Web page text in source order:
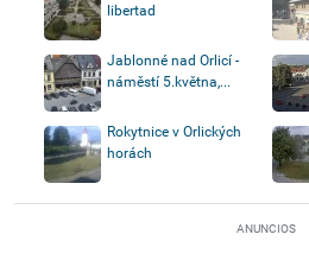
libertad
Jablonné nad Orlicí -
náměstí 5.května,...
Rokytnice v Orlických
horách
ANUNCIOS